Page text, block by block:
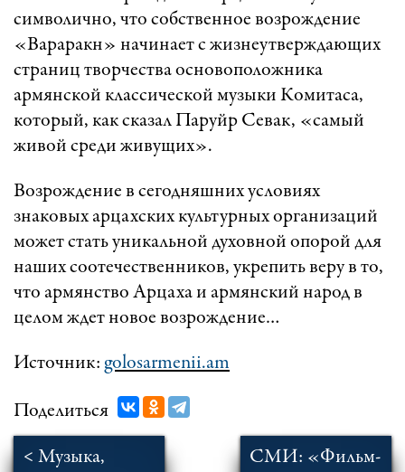
символично, что собственное возрождение
«Вараракн» начинает с жизнеутверждающих
страниц творчества основоположника
армянской классической музыки Комитаса,
который, как сказал Паруйр Севак, «самый
живой среди живущих».
Возрождение в сегодняшних условиях
знаковых арцахских культурных организаций
может стать уникальной духовной опорой для
наших соотечественников, укрепить веру в то,
что армянство Арцаха и армянский народ в
целом ждет новое возрождение…
Источник: golosarmenii.am
Поделиться
< Музыка,
СМИ: «Фильм-